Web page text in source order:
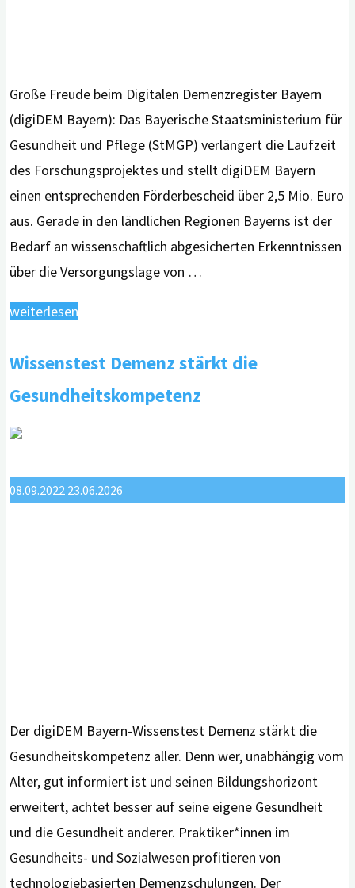
Große Freude beim Digitalen Demenzregister Bayern
(digiDEM Bayern): Das Bayerische Staatsministerium für
Gesundheit und Pflege (StMGP) verlängert die Laufzeit
des Forschungsprojektes und stellt digiDEM Bayern
einen entsprechenden Förderbescheid über 2,5 Mio. Euro
aus. Gerade in den ländlichen Regionen Bayerns ist der
Bedarf an wissenschaftlich abgesicherten Erkenntnissen
über die Versorgungslage von …
weiterlesen
erhält
Förderbescheid
Euro"
Wissenstest Demenz stärkt die
Gesundheitskompetenz
08.09.2022 23.06.2026
Der digiDEM Bayern-Wissenstest Demenz stärkt die
Gesundheitskompetenz aller. Denn wer, unabhängig vom
Alter, gut informiert ist und seinen Bildungshorizont
erweitert, achtet besser auf seine eigene Gesundheit
und die Gesundheit anderer. Praktiker*innen im
Gesundheits- und Sozialwesen profitieren von
technologiebasierten Demenzschulungen. Der